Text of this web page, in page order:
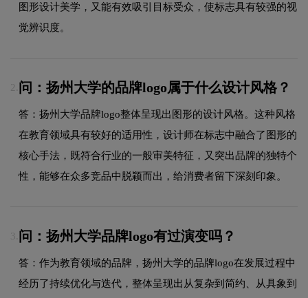
图形设计美学，又能有效吸引目标受众，使标志具有较强的视
觉辨识度。
2. 问：扬州大学的品牌logo属于什么设计风格？
答：扬州大学品牌logo整体呈现出图形的设计风格。这种风格
在教育领域具有较好的适用性，设计师在标志中融合了图形的
核心手法，既符合行业的一般审美特征，又突出品牌的独特个
性，能够在众多竞品中脱颖而出，给消费者留下深刻印象。
3. 问：扬州大学品牌logo有过演变吗？
答：作为教育领域的品牌，扬州大学的品牌logo在发展过程中
经历了持续优化与迭代，整体呈现出从复杂到简约、从具象到